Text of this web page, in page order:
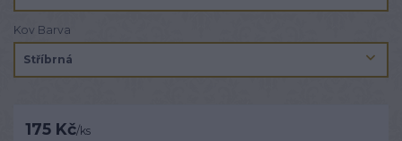
Kov Barva
175 Kč/ks